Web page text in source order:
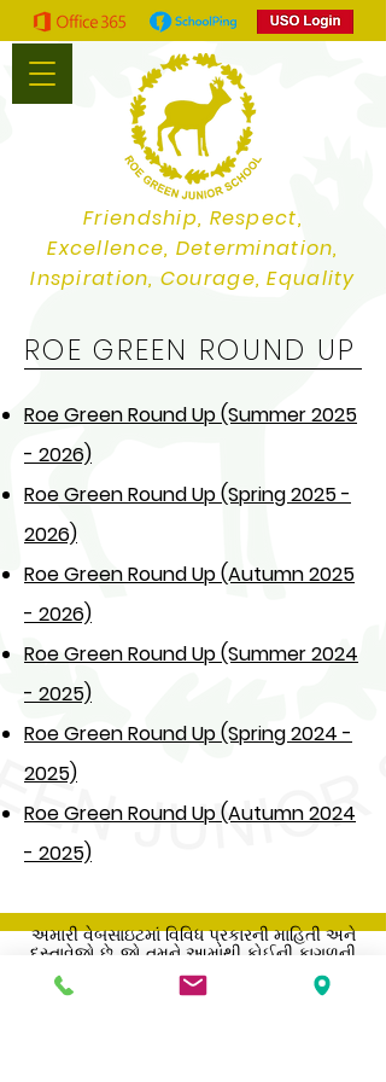
Friendship, Respect,
Excellence, Determination,
Inspiration, Courage, Equality
ROE GREEN ROUND UP
Roe Green Round Up (Summer 2025
- 2026)
Roe Green Round Up (Spring 2025 -
2026)
Roe Green Round Up (Autumn 2025
- 2026)
Roe Green Round Up (Summer 2024
- 2025)
Roe Green Round Up (Spring 2024 -
2025)
Roe Green Round Up (Autumn 2024
- 2025)
અમારી વેબસાઇટમાં વિવિધ પ્રકારની માહિતી અને
દસ્તાવેજો છે, જો તમને આમાંથી કોઈની કાગળની
નકલ જોઈતી હોય તો કૃપા કરીને શાળાની
officeફિસનો સંપર્ક કરો.